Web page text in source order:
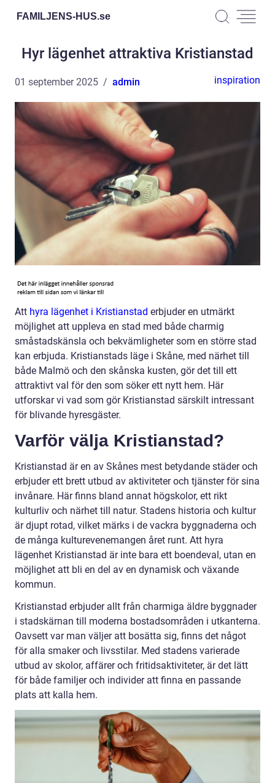
FAMILJENS-HUS.se
Hyr lägenhet attraktiva Kristianstad
01 september 2025 admin inspiration
Att hyra lägenhet i Kristianstad erbjuder en utmärkt
möjlighet att uppleva en stad med både charmig
småstadskänsla och bekvämligheter som en större stad
kan erbjuda. Kristianstads läge i Skåne, med närhet till
både Malmö och den skånska kusten, gör det till ett
attraktivt val för den som söker ett nytt hem. Här
utforskar vi vad som gör Kristianstad särskilt intressant
för blivande hyresgäster.
Varför välja Kristianstad?
Kristianstad är en av Skånes mest betydande städer och
erbjuder ett brett utbud av aktiviteter och tjänster för sina
invånare. Här finns bland annat högskolor, ett rikt
kulturliv och närhet till natur. Stadens historia och kultur
är djupt rotad, vilket märks i de vackra byggnaderna och
de många kulturevenemangen året runt. Att hyra
lägenhet Kristianstad är inte bara ett boendeval, utan en
möjlighet att bli en del av en dynamisk och växande
kommun.
Kristianstad erbjuder allt från charmiga äldre byggnader
i stadskärnan till moderna bostadsområden i utkanterna.
Oavsett var man väljer att bosätta sig, finns det något
för alla smaker och livsstilar. Med stadens varierade
utbud av skolor, affärer och fritidsaktiviteter, är det lätt
för både familjer och individer att finna en passande
plats att kalla hem.